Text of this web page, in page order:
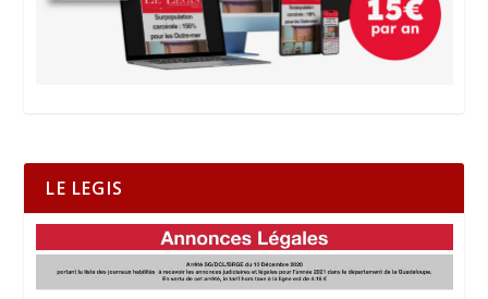
LE LEGIS